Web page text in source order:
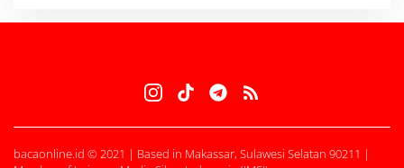
bacaonline.id © 2021 | Based in Makassar, Sulawesi Selatan 90211 |